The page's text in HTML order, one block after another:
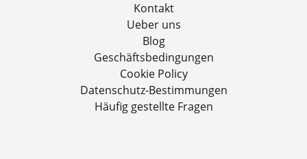
Kontakt
Ueber uns
Blog
Geschäftsbedingungen
Cookie Policy
Datenschutz-Bestimmungen
Häufig gestellte Fragen